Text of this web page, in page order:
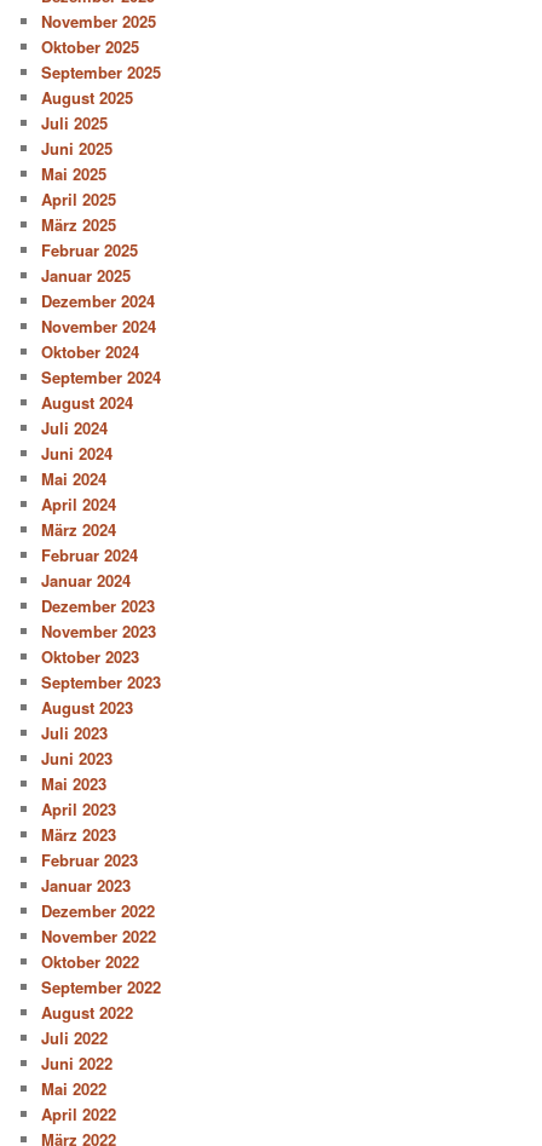
November 2025
Oktober 2025
September 2025
August 2025
Juli 2025
Juni 2025
Mai 2025
April 2025
März 2025
Februar 2025
Januar 2025
Dezember 2024
November 2024
Oktober 2024
September 2024
August 2024
Juli 2024
Juni 2024
Mai 2024
April 2024
März 2024
Februar 2024
Januar 2024
Dezember 2023
November 2023
Oktober 2023
September 2023
August 2023
Juli 2023
Juni 2023
Mai 2023
April 2023
März 2023
Februar 2023
Januar 2023
Dezember 2022
November 2022
Oktober 2022
September 2022
August 2022
Juli 2022
Juni 2022
Mai 2022
April 2022
März 2022